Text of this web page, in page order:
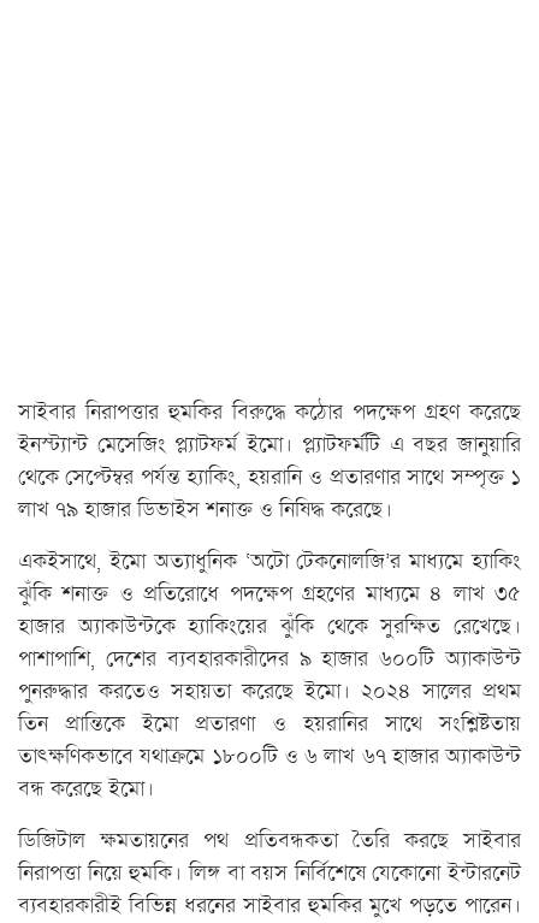
সাইবার নিরাপত্তার হুমকির বিরুদ্ধে কঠোর পদক্ষেপ গ্রহণ করেছে
ইনস্ট্যান্ট মেসেজিং প্ল্যাটফর্ম ইমো। প্ল্যাটফর্মটি এ বছর জানুয়ারি
থেকে সেপ্টেম্বর পর্যন্ত হ্যাকিং, হয়রানি ও প্রতারণার সাথে সম্পৃক্ত ১
লাখ ৭৯ হাজার ডিভাইস শনাক্ত ও নিষিদ্ধ করেছে।
একইসাথে, ইমো অত্যাধুনিক ‘অটো টেকনোলজি’র মাধ্যমে হ্যাকিং
ঝুঁকি শনাক্ত ও প্রতিরোধে পদক্ষেপ গ্রহণের মাধ্যমে ৪ লাখ ৩৫
হাজার অ্যাকাউন্টকে হ্যাকিংয়ের ঝুঁকি থেকে সুরক্ষিত রেখেছে।
পাশাপাশি, দেশের ব্যবহারকারীদের ৯ হাজার ৬০০টি অ্যাকাউন্ট
পুনরুদ্ধার করতেও সহায়তা করেছে ইমো। ২০২৪ সালের প্রথম
তিন প্রান্তিকে ইমো প্রতারণা ও হয়রানির সাথে সংশ্লিষ্টতায়
তাৎক্ষণিকভাবে যথাক্রমে ১৮০০টি ও ৬ লাখ ৬৭ হাজার অ্যাকাউন্ট
বন্ধ করেছে ইমো।
ডিজিটাল ক্ষমতায়নের পথ প্রতিবন্ধকতা তৈরি করছে সাইবার
নিরাপত্তা নিয়ে হুমকি। লিঙ্গ বা বয়স নির্বিশেষে যেকোনো ইন্টারনেট
ব্যবহারকারীই বিভিন্ন ধরনের সাইবার হুমকির মুখে পড়তে পারেন।